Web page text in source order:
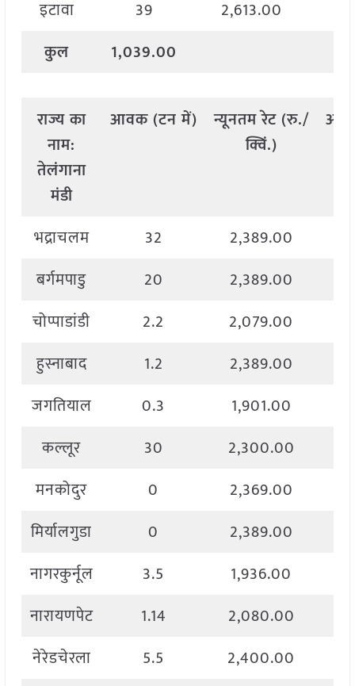
इटावा 39 2,613.00
कुल
1,039.00
राज्यका
नाम:
तेलंगाना
मंडी
आवक (टनमें) न्यूनतमरेट (रु./
क्विं.)
भद्राचलम 32 2,389.00
बर्गमपाडु
20 2,389.00
चोप्पाडांडी
2.2 2,079.00
हुस्नाबाद
1.2 2,389.00
जगतियाल
0.3 1,901.00
कल्लूर
30 2,300.00
मनकोदुर
0 2,369.00
मिर्यालगुडा
0 2,389.00
नागरकुर्नूल
3.5 1,936.00
नारायणपेट
1.14 2,080.00
नेरेडचेरला
5.5 2,400.00